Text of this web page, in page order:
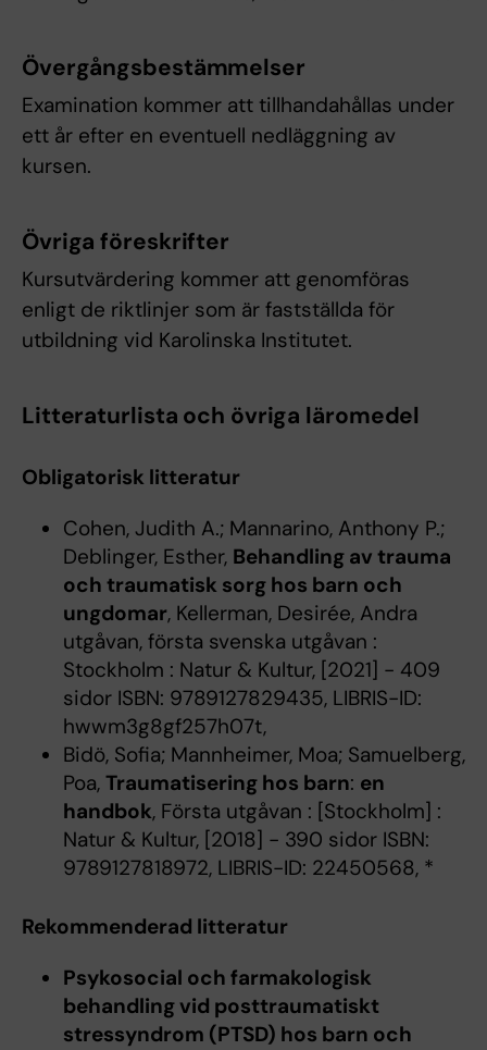
Övergångsbestämmelser
Examination kommer att tillhandahållas under
ett år efter en eventuell nedläggning av
kursen.
Övriga föreskrifter
Kursutvärdering kommer att genomföras
enligt de riktlinjer som är fastställda för
utbildning vid Karolinska Institutet.
Litteraturlista och övriga läromedel
Obligatorisk litteratur
Cohen, Judith A.; Mannarino, Anthony P.;
Deblinger, Esther, Behandling av trauma
och traumatisk sorg hos barn och
ungdomar, Kellerman, Desirée, Andra
utgåvan, första svenska utgåvan :
Stockholm : Natur & Kultur, [2021] - 409
sidor ISBN: 9789127829435, LIBRIS-ID:
hwwm3g8gf257h07t,
Bidö, Sofia; Mannheimer, Moa; Samuelberg,
Poa, Traumatisering hos barn: en
handbok, Första utgåvan : [Stockholm] :
Natur & Kultur, [2018] - 390 sidor ISBN:
9789127818972, LIBRIS-ID: 22450568, *
Rekommenderad litteratur
Psykosocial och farmakologisk
behandling vid posttraumatiskt
stressyndrom (PTSD) hos barn och